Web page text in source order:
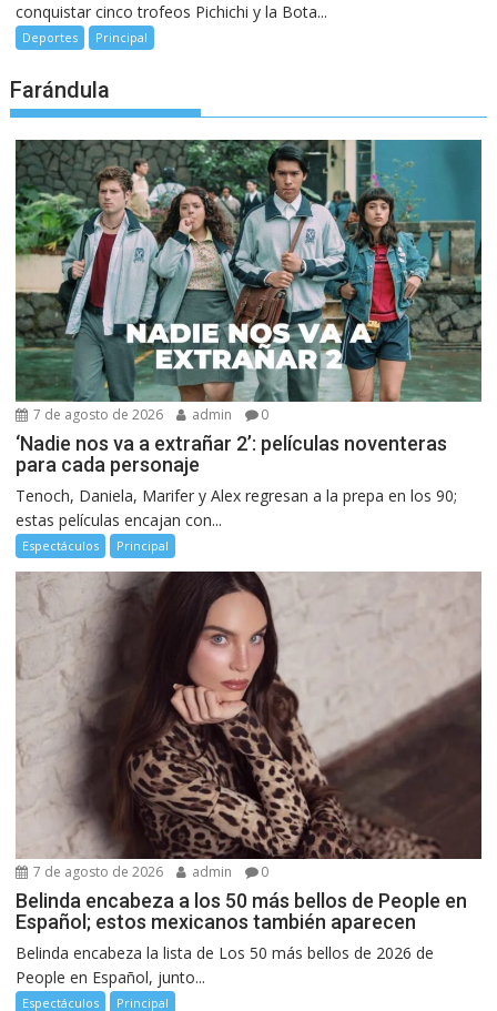
conquistar cinco trofeos Pichichi y la Bota...
Deportes Principal
Farándula
7 de agosto de 2026 admin 0
‘Nadie nos va a extrañar 2’: películas noventeras
para cada personaje
Tenoch, Daniela, Marifer y Alex regresan a la prepa en los 90;
estas películas encajan con...
Espectáculos Principal
7 de agosto de 2026 admin 0
Belinda encabeza a los 50 más bellos de People en
Español; estos mexicanos también aparecen
Belinda encabeza la lista de Los 50 más bellos de 2026 de
People en Español, junto...
Espectáculos Principal